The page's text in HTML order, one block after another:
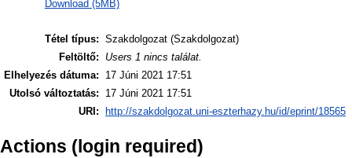
Download (5MB)
Tétel típus: Szakdolgozat (Szakdolgozat)
Feltöltő:
Users 1 nincs találat.
Elhelyezés dátuma:
17 Júni 2021 17:51
Utolsó változtatás:
17 Júni 2021 17:51
URI:
http://szakdolgozat.uni-eszterhazy.hu/id/eprint/18565
Actions (login required)